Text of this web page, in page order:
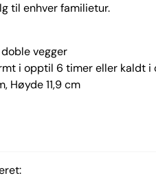
til enhver familietur.
vegger
i opptil 6 timer eller kaldt i
Høyde 11,9 cm